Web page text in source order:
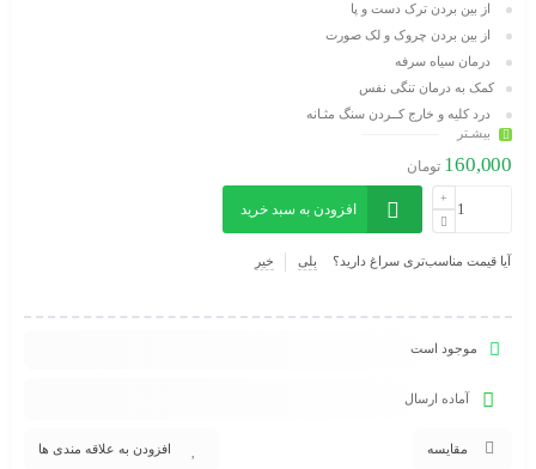
از بین بردن ترک دست و پا
از بین بردن چروک و لک صورت
درمان سیاه سرفه
کمک به درمان تنگی نفس
درد کلیه و خارج کــردن سنگ مثـانه
رفع درد مفاصل
بیشـتر
160,000 تومان
افزودن به سبد خرید
آیا قیمت مناسب‌تری سراغ دارید؟ بلی خیر
موجود است
آماده ارسال
مقایسه افزودن به علاقه مندی ها